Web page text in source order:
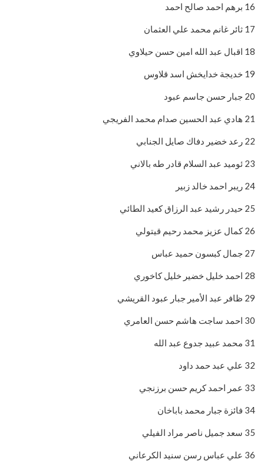
16 برهم احمد صالح احمد
17 ثائر غانم محمد علي العثمان
18 اقبال عبد الله امين حسن حيلاوي
19 خديجة خدايخش اسد قلاوس
20 جبار حسن جاسم عبود
21 هادي عبد الحسين صدام محمد الفريجي
22 رعد خضير دفاك صايل الجنابي
23 ئوميد عبد السلام قادر طه بالاني
24 ريبر احمد خالد زبير
25 حيدر رشيد عبد الرزاق كعيد الطائي
26 كمال عزيز محمد رحيم قيتولي
27 جمال كبسون حميد عباس
28 احمد خليل خضير خليل كاخوري
29 ظافر عبد الأمير جبار عبود القريشي
30 احمد ساجت هاشم حسن العامري
31 محمد عبيد جدوع عبد الله
32 علي عبد حمد داود
33 عمر احمد كريم حسن برزنجي
34 فائزة جبار محمد باباخان
35 سعد جميل ناصر مراد الفيلي
36 علي عباس رسن سنيد الكرعاني